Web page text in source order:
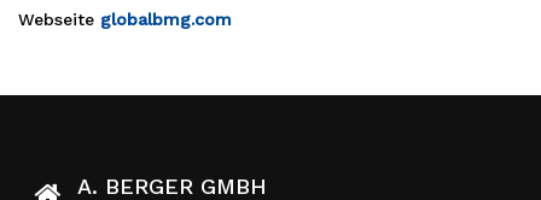
Webseite globalbmg.com
A. BERGER GMBH